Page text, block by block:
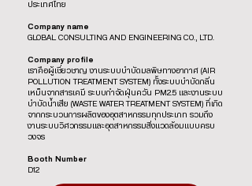
ประเทศไทย
Company name
GLOBAL CONSULTING AND ENGINEERING CO., LTD.
Company profile
เราคือผู้เชี่ยวชาญ งานระบบบำบัดมลพิษทางอากาศ (AIR
POLLUTION TREATMENT SYSTEM) ทั้งระบบบำบัดกลิ่น
เหม็นจากสารเคมี ระบบกำจัดฝุ่นควัน PM2.5 และงานระบบ
บำบัดน้ำเสีย (WASTE WATER TREATMENT SYSTEM) ที่เกิด
จากกระบวนการผลิตของอุตสาหกรรมทุกประเภท รวมถึง
งานระบบวิศวกรรมและอุตสาหกรรมสิ่งแวดล้อมแบบครบ
วงจร
Booth Number
D12